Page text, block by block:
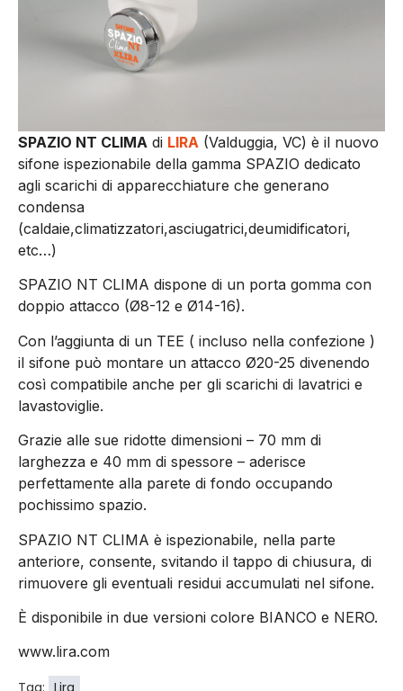
SPAZIO NT CLIMA di LIRA (Valduggia, VC) è il nuovo
sifone ispezionabile della gamma SPAZIO dedicato
agli scarichi di apparecchiature che generano
condensa
(caldaie,climatizzatori,asciugatrici,deumidificatori,
etc…)
SPAZIO NT CLIMA dispone di un porta gomma con
doppio attacco (Ø8-12 e Ø14-16).
Con l’aggiunta di un TEE ( incluso nella confezione )
il sifone può montare un attacco Ø20-25 divenendo
così compatibile anche per gli scarichi di lavatrici e
lavastoviglie.
Grazie alle sue ridotte dimensioni – 70 mm di
larghezza e 40 mm di spessore – aderisce
perfettamente alla parete di fondo occupando
pochissimo spazio.
SPAZIO NT CLIMA è ispezionabile, nella parte
anteriore, consente, svitando il tappo di chiusura, di
rimuovere gli eventuali residui accumulati nel sifone.
È disponibile in due versioni colore BIANCO e NERO.
www.lira.com
Tag: Lira